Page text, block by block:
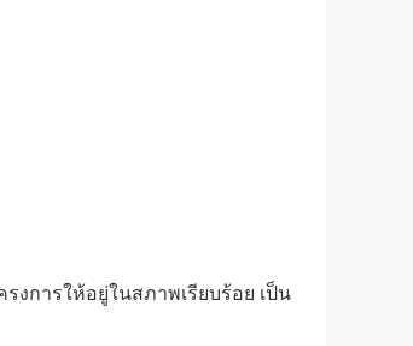
การให้อยู่ในสภาพเรียบร้อย เป็น